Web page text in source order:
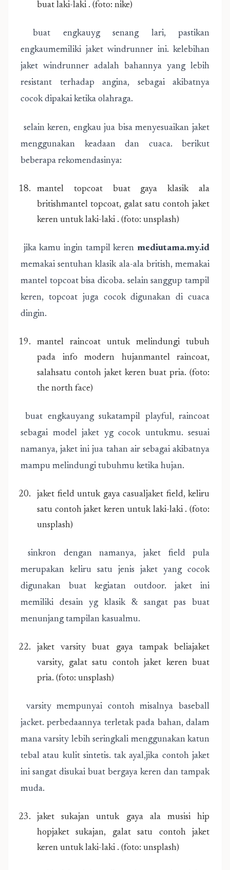
buat laki-laki . (foto: nike)
buat engkauyg senang lari, pastikan
engkaumemiliki jaket windrunner ini. kelebihan
jaket windrunner adalah bahannya yang lebih
resistant terhadap angina, sebagai akibatnya
cocok dipakai ketika olahraga.
selain keren, engkau jua bisa menyesuaikan jaket
menggunakan keadaan dan cuaca. berikut
beberapa rekomendasinya:
mantel topcoat buat gaya klasik ala
britishmantel topcoat, galat satu contoh jaket
keren untuk laki-laki . (foto: unsplash)
jika kamu ingin tampil keren mediutama.my.id
memakai sentuhan klasik ala-ala british, memakai
mantel topcoat bisa dicoba. selain sanggup tampil
keren, topcoat juga cocok digunakan di cuaca
dingin.
mantel raincoat untuk melindungi tubuh
pada info modern hujanmantel raincoat,
salahsatu contoh jaket keren buat pria. (foto:
the north face)
buat engkauyang sukatampil playful, raincoat
sebagai model jaket yg cocok untukmu. sesuai
namanya, jaket ini jua tahan air sebagai akibatnya
mampu melindungi tubuhmu ketika hujan.
jaket field untuk gaya casualjaket field, keliru
satu contoh jaket keren untuk laki-laki . (foto:
unsplash)
sinkron dengan namanya, jaket field pula
merupakan keliru satu jenis jaket yang cocok
digunakan buat kegiatan outdoor. jaket ini
memiliki desain yg klasik & sangat pas buat
menunjang tampilan kasualmu.
jaket varsity buat gaya tampak beliajaket
varsity, galat satu contoh jaket keren buat
pria. (foto: unsplash)
varsity mempunyai contoh misalnya baseball
jacket. perbedaannya terletak pada bahan, dalam
mana varsity lebih seringkali menggunakan katun
tebal atau kulit sintetis. tak ayal,jika contoh jaket
ini sangat disukai buat bergaya keren dan tampak
muda.
jaket sukajan untuk gaya ala musisi hip
hopjaket sukajan, galat satu contoh jaket
keren untuk laki-laki . (foto: unsplash)